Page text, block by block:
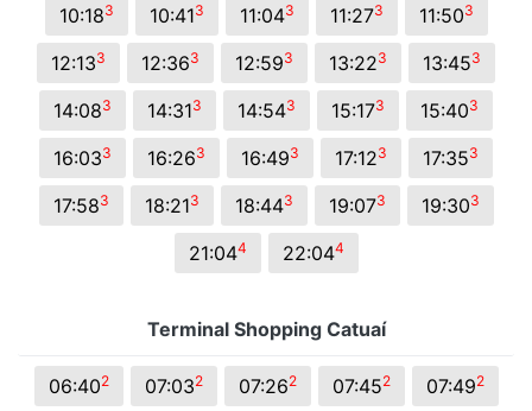
10:183 10:413 11:043 11:273 11:503
12:133 12:363 12:593 13:223 13:453
14:083 14:313 14:543 15:173 15:403
16:033 16:263 16:493 17:123 17:353
17:583 18:213 18:443 19:073 19:303
21:044 22:044
Terminal Shopping Catuaí
06:402 07:032 07:262 07:452 07:492